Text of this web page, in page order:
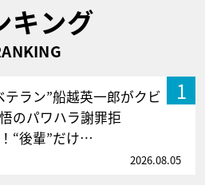
キング
1
テラン”船越英一郎がクビ
のパワハラ謝罪拒
“後輩”だけ…
2026.08.05